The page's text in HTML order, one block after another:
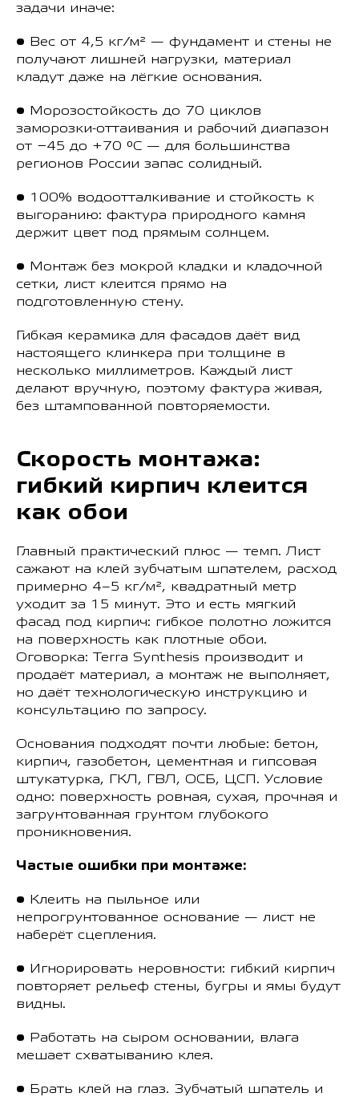
задачи иначе:
• Вес от 4,5 кг/м² — фундамент и стены не
получают лишней нагрузки, материал
кладут даже на лёгкие основания.
• Морозостойкость до 70 циклов
заморозки-оттаивания и рабочий диапазон
от −45 до +70 °C — для большинства
регионов России запас солидный.
• 100% водоотталкивание и стойкость к
выгоранию: фактура природного камня
держит цвет под прямым солнцем.
• Монтаж без мокрой кладки и кладочной
сетки, лист клеится прямо на
подготовленную стену.
Гибкая керамика для фасадов даёт вид
настоящего клинкера при толщине в
несколько миллиметров. Каждый лист
делают вручную, поэтому фактура живая,
без штампованной повторяемости.
Скорость монтажа:
гибкий кирпич клеится
как обои
Главный практический плюс — темп. Лист
сажают на клей зубчатым шпателем, расход
примерно 4–5 кг/м², квадратный метр
уходит за 15 минут. Это и есть мягкий
фасад под кирпич: гибкое полотно ложится
на поверхность как плотные обои.
Оговорка: Terra Synthesis производит и
продаёт материал, а монтаж не выполняет,
но даёт технологическую инструкцию и
консультацию по запросу.
Основания подходят почти любые: бетон,
кирпич, газобетон, цементная и гипсовая
штукатурка, ГКЛ, ГВЛ, ОСБ, ЦСП. Условие
одно: поверхность ровная, сухая, прочная и
загрунтованная грунтом глубокого
проникновения.
Частые ошибки при монтаже:
• Клеить на пыльное или
непрогрунтованное основание — лист не
наберёт сцепления.
• Игнорировать неровности: гибкий кирпич
повторяет рельеф стены, бугры и ямы будут
видны.
• Работать на сыром основании, влага
мешает схватыванию клея.
• Брать клей на глаз. Зубчатый шпатель и